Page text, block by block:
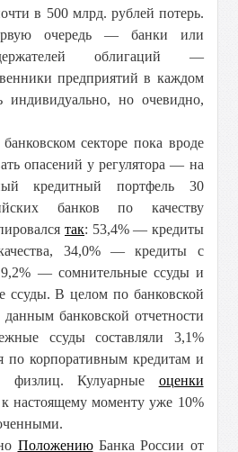
в 500 млрд. рублей потерь.
очередь — банки или
облигаций —
предприятий в каждом
индивидуально, но очевидно,
секторе пока вроде
опасений у регулятора — на
кредитный портфель 30
банков по качеству
так: 53,4% — кредиты
34,0% — кредиты с
— сомнительные ссуды и
ссуды. В целом по банковской
банковской отчетности
ссуды составляли 3,1%
по корпоративным кредитам и
физлиц. Кулуарные оценки
к настоящему моменту уже 10%
ПоложениюБанка России от